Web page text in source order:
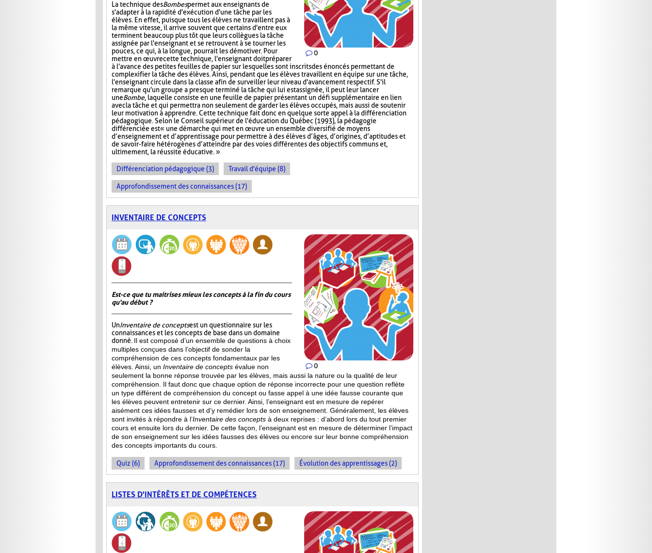
0
La technique desBombespermet aux enseignants de
s'adapter à la rapidité d'exécution d'une tâche par les
élèves. En effet, puisque tous les élèves ne travaillent pas à
la même vitesse, il arrive souvent que certains d'entre eux
terminent beaucoup plus tôt que leurs collègues la tâche
assignée par l'enseignant et se retrouvent à se tourner les
pouces, ce qui, à la longue, pourrait les démotiver. Pour
mettre en œuvre cette technique, l'enseignant doit préparer
à l'avance des petites feuilles de papier sur lesquelles sont inscrits des énoncés permettant de
complexifier la tâche des élèves. Ainsi, pendant que les élèves travaillent en équipe sur une tâche,
l'enseignant circule dans la classe afin de surveiller leur niveau d'avancement respectif. S'il
remarque qu'un groupe a presque terminé la tâche qui lui est assignée, il peut leur lancer
uneBombe, laquelle consiste en une feuille de papier présentant un défi supplémentaire en lien
avec la tâche et qui permettra non seulement de garder les élèves occupés, mais aussi de soutenir
leur motivation à apprendre. Cette technique fait donc en quelque sorte appel à la différenciation
pédagogique. Selon le Conseil supérieur de l'éducation du Québec (1993), la pédagogie
différenciée est « une démarche qui met en œuvre un ensemble diversifié de moyens
d’enseignement et d’apprentissage pour permettre à des élèves d’âges, d’origines, d’aptitudes et
de savoir-faire hétérogènes d’atteindre par des voies différentes des objectifs communs et,
ultimement, la réussite éducative. »
Différenciation pédagogique (3) Travail d'équipe (8)
Approfondissement des connaissances (17)
INVENTAIRE DE CONCEPTS
0
Est-ce que tu maitrises mieux les concepts à la fin du cours
qu'au début ?
UnInventaire de conceptsest un questionnaire sur les
connaissances et les concepts de base dans un domaine
donné. Il est composé d’un ensemble de questions à choix
multiples conçues dans l’objectif de sonder la
compréhension de ces concepts fondamentaux par les
élèves. Ainsi, un Inventaire de concepts évalue non
seulement la bonne réponse trouvée par les élèves, mais aussi la nature ou la qualité de leur
compréhension. Il faut donc que chaque option de réponse incorrecte pour une question reflète
un type différent de compréhension du concept ou fasse appel à une idée fausse courante que
les élèves peuvent entretenir sur ce dernier. Ainsi, l’enseignant est en mesure de repérer
aisément ces idées fausses et d’y remédier lors de son enseignement. Généralement, les élèves
sont invités à répondre à l’Inventaire des concepts à deux reprises : d’abord lors du tout premier
cours et ensuite lors du dernier. De cette façon, l’enseignant est en mesure de déterminer l’impact
de son enseignement sur les idées fausses des élèves ou encore sur leur bonne compréhension
des concepts importants du cours.
Quiz (6) Approfondissement des connaissances (17) Évolution des apprentissages (2)
LISTES D'INTÉRÊTS ET DE COMPÉTENCES